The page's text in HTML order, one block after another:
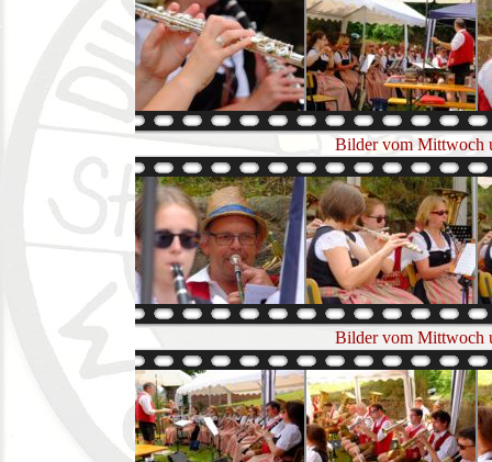
Bilder vom Mittwoch
Bilder vom Mittwoch